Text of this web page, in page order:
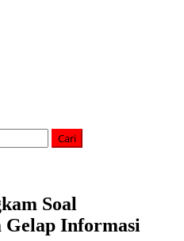
Soal
Gelap Informasi